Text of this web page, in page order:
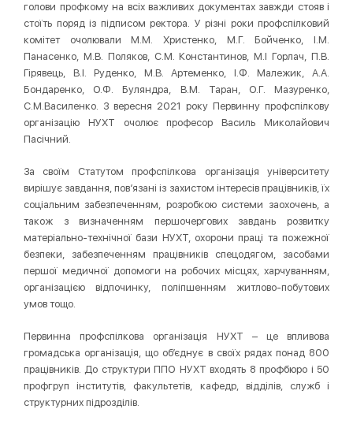
голови профкому на всіх важливих документах завжди стояв і
стоїть поряд із підписом ректора. У різні роки профспілковий
комітет очолювали М.М. Христенко, М.Г. Бойченко, І.М.
Панасенко, М.В. Поляков, С.М. Константинов, М.І Горлач, П.В.
Гірявець, В.І. Руденко, М.В. Артеменко, І.Ф. Малежик, А.А.
Бондаренко, О.Ф. Буляндра, В.М. Таран, О.Г. Мазуренко,
С.М.Василенко. З вересня 2021 року Первинну профспілкову
організацію НУХТ очолює професор Василь Миколайович
Пасічний.
За своїм Статутом профспілкова організація університету
вирішує завдання, пов’язані із захистом інтересів працівників, їх
соціальним забезпеченням, розробкою системи заохочень, а
також з визначенням першочергових завдань розвитку
матеріально-технічної бази НУХТ, охорони праці та пожежної
безпеки, забезпеченням працівників спецодягом, засобами
першої медичної допомоги на робочих місцях, харчуванням,
організацією відпочинку, поліпшенням житлово-побутових
умов тощо.
Первинна профспілкова організація НУХТ – це впливова
громадська організація, що об’єднує в своїх рядах понад 800
працівників. До структури ППО НУХТ входять 8 профбюро і 50
профгруп інститутів, факультетів, кафедр, відділів, служб і
структурних підрозділів.